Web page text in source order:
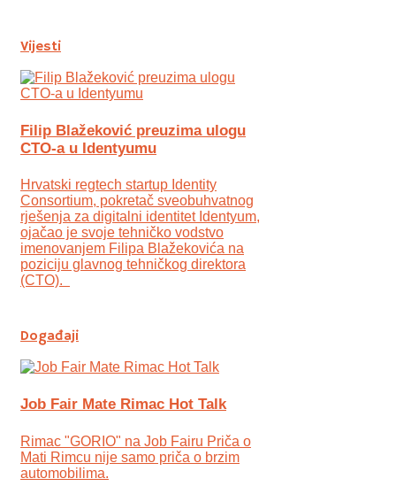
Vijesti
Filip Blažeković preuzima ulogu
CTO-a u Identyumu
Hrvatski regtech startup Identity
Consortium, pokretač sveobuhvatnog
rješenja za digitalni identitet Identyum,
ojаčao je svoje tehničko vodstvo
imenovanjem Filipa Blažekovića na
poziciju glavnog tehničkog direktora
(CTO).
Događaji
Job Fair Mate Rimac Hot Talk
Rimac "GORIO" na Job Fairu Priča o
Mati Rimcu nije samo priča o brzim
automobilima.